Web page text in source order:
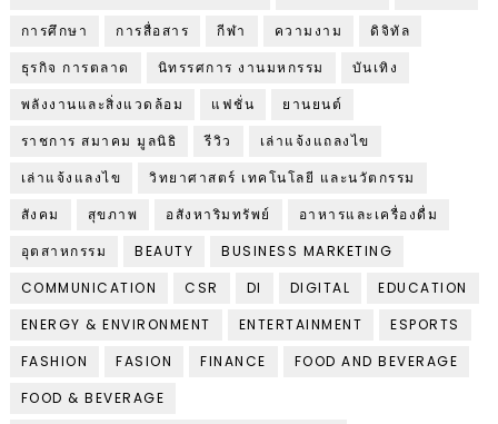
การศึกษา
การสื่อสาร กีฬา ความงาม
ดิจิทัล
ธุรกิจ การตลาด
นิทรรศการ งานมหกรรม
บันเทิง
พลังงานและสิ่งแวดล้อม
แฟชั่น
ยานยนต์
ราชการ สมาคม มูลนิธิ
รีวิว
เล่าแจ้งแถลงไข
เล่าแจ้งแลงไข
วิทยาศาสตร์ เทคโนโลยี และนวัตกรรม
สังคม
สุขภาพ อสังหาริมทรัพย์
อาหารและเครื่องดื่ม
อุตสาหกรรม
BEAUTY
BUSINESS MARKETING
COMMUNICATION
CSR DI DIGITAL
EDUCATION
ENERGY & ENVIRONMENT
ENTERTAINMENT
ESPORTS
FASHION
FASION FINANCE
FOOD AND BEVERAGE
FOOD & BEVERAGE